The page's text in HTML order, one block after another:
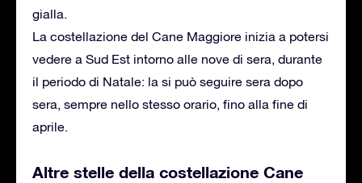
gialla.
La costellazione del Cane Maggiore inizia a potersi
vedere a Sud Est intorno alle nove di sera, durante
il periodo di Natale: la si può seguire sera dopo
sera, sempre nello stesso orario, fino alla fine di
aprile.
Altre stelle della costellazione Cane